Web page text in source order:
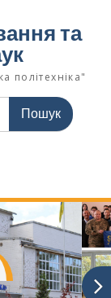
та
політехніка"